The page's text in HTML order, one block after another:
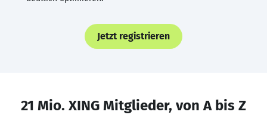
Jetzt registrieren
21 Mio. XING Mitglieder, von A bis Z